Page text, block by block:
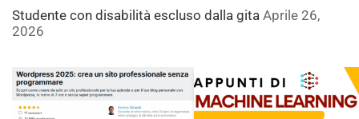
Studente con disabilità escluso dalla gita Aprile 26,
2026